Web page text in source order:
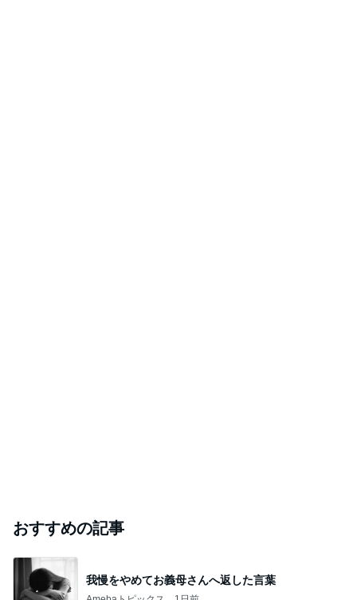
おすすめの記事
我慢をやめてお義母さんへ返した言葉